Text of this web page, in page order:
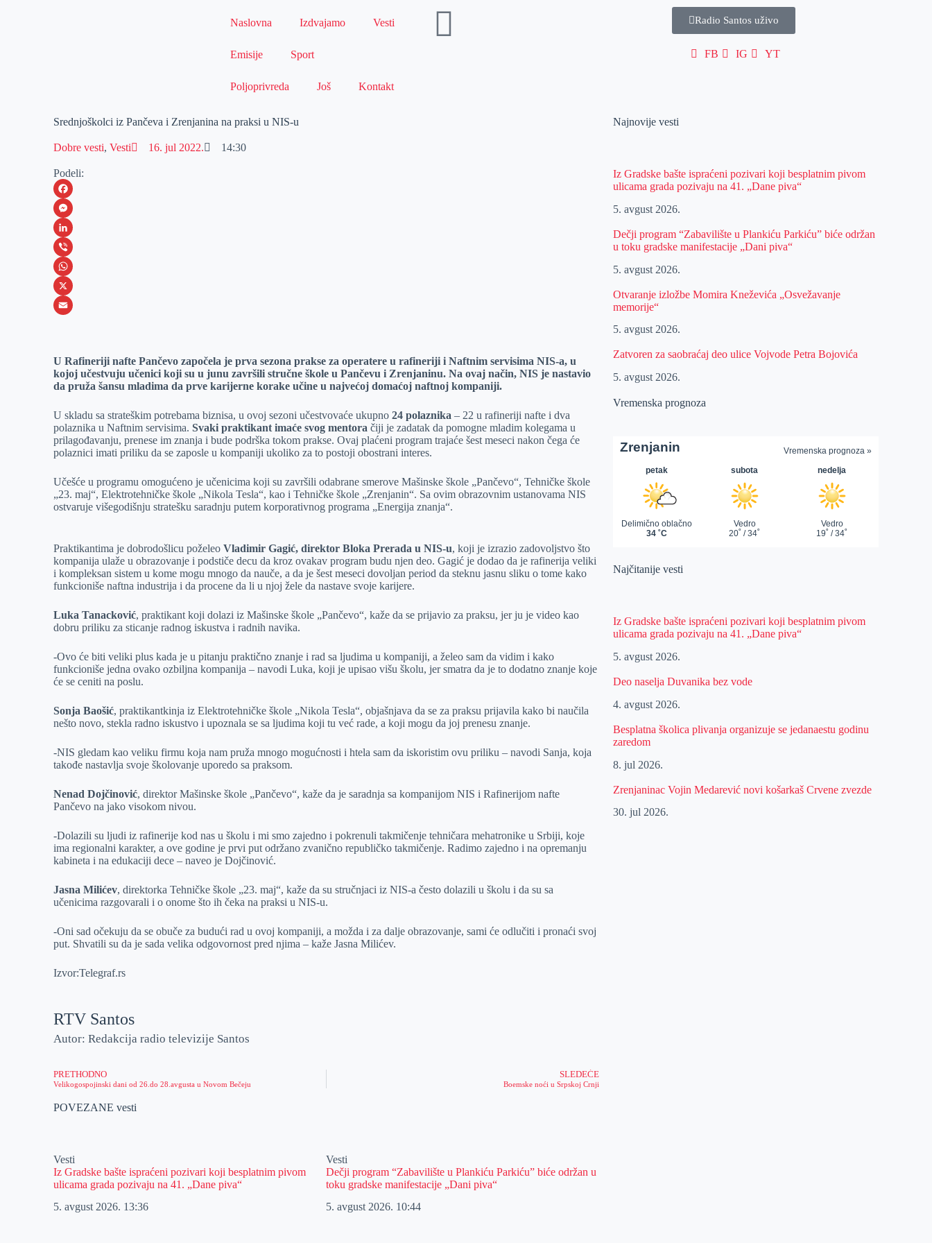
Naslovna Izdvajamo Vesti
Emisije Sport
Poljoprivreda Još Kontakt
Radio Santos uživo
FB IG YT
Srednjoškolci iz Pančeva i Zrenjanina na praksi u NIS-u
Dobre vesti,Vesti 16. jul 2022. 14:30
Podeli:
F
a
c
e
b
o
M
e
s
s
e
e
r
L
i
n
k
I
n
V
i
b
W
h
s
A
p
X
a
i
U Rafineriji nafte Pančevo započela je prva sezona prakse za operatere u rafineriji i Naftnim servisima NIS-a, u
kojoj učestvuju učenici koji su u junu završili stručne škole u Pančevu i Zrenjaninu. Na ovaj način, NIS je nastavio
da pruža šansu mladima da prve karijerne korake učine u najvećoj domaćoj naftnoj kompaniji.
U skladu sa strateškim potrebama biznisa, u ovoj sezoni učestvovaće ukupno 24 polaznika – 22 u rafineriji nafte i dva
polaznika u Naftnim servisima.Svaki praktikant imaće svog mentora čiji je zadatak da pomogne mladim kolegama u
prilagođavanju, prenese im znanja i bude podrška tokom prakse. Ovaj plaćeni program trajaće šest meseci nakon čega će
polaznici imati priliku da se zaposle u kompaniji ukoliko za to postoji obostrani interes.
Učešće u programu omogućeno je učenicima koji su završili odabrane smerove Mašinske škole „Pančevo“, Tehničke škole
„23. maj“, Elektrotehničke škole „Nikola Tesla“, kao i Tehničke škole „Zrenjanin“. Sa ovim obrazovnim ustanovama NIS
ostvaruje višegodišnju stratešku saradnju putem korporativnog programa „Energija znanja“.
Praktikantima je dobrodošlicu poželeoVladimir Gagić, direktor Bloka Prerada u NIS-u, koji je izrazio zadovoljstvo što
kompanija ulaže u obrazovanje i podstiče decu da kroz ovakav program budu njen deo. Gagić je dodao da je rafinerija veliki
i kompleksan sistem u kome mogu mnogo da nauče, a da je šest meseci dovoljan period da steknu jasnu sliku o tome kako
funkcioniše naftna industrija i da procene da li u njoj žele da nastave svoje karijere.
Luka Tanacković, praktikant koji dolazi iz Mašinske škole „Pančevo“, kaže da se prijavio za praksu, jer ju je video kao
dobru priliku za sticanje radnog iskustva i radnih navika.
-Ovo će biti veliki plus kada je u pitanju praktično znanje i rad sa ljudima u kompaniji, a želeo sam da vidim i kako
funkcioniše jedna ovako ozbiljna kompanija – navodi Luka, koji je upisao višu školu, jer smatra da je to dodatno znanje koje
će se ceniti na poslu.
Sonja Baošić, praktikantkinja iz Elektrotehničke škole „Nikola Tesla“, objašnjava da se za praksu prijavila kako bi naučila
nešto novo, stekla radno iskustvo i upoznala se sa ljudima koji tu već rade, a koji mogu da joj prenesu znanje.
-NIS gledam kao veliku firmu koja nam pruža mnogo mogućnosti i htela sam da iskoristim ovu priliku – navodi Sanja, koja
takođe nastavlja svoje školovanje uporedo sa praksom.
Nenad Dojčinović, direktor Mašinske škole „Pančevo“, kaže da je saradnja sa kompanijom NIS i Rafinerijom nafte
Pančevo na jako visokom nivou.
-Dolazili su ljudi iz rafinerije kod nas u školu i mi smo zajedno i pokrenuli takmičenje tehničara mehatronike u Srbiji, koje
ima regionalni karakter, a ove godine je prvi put održano zvanično republičko takmičenje. Radimo zajedno i na opremanju
kabineta i na edukaciji dece – naveo je Dojčinović.
Jasna Milićev, direktorka Tehničke škole „23. maj“, kaže da su stručnjaci iz NIS-a često dolazili u školu i da su sa
učenicima razgovarali i o onome što ih čeka na praksi u NIS-u.
-Oni sad očekuju da se obuče za budući rad u ovoj kompaniji, a možda i za dalje obrazovanje, sami će odlučiti i pronaći svoj
put. Shvatili su da je sada velika odgovornost pred njima – kaže Jasna Milićev.
Izvor:Telegraf.rs
RTV Santos
Autor: Redakcija radio televizije Santos
PRETHODNO
Velikogospojinski dani od 26.do 28.avgusta u Novom Bečeju
SLEDEĆE
Boemske noći u Srpskoj Crnji
POVEZANE vesti
Vesti
Iz Gradske bašte ispraćeni pozivari koji besplatnim pivom
ulicama grada pozivaju na 41. „Dane piva“
5. avgust 2026. 13:36
Vesti
Dečji program “Zabavilište u Plankiću Parkiću” biće održan u
toku gradske manifestacije „Dani piva“
5. avgust 2026. 10:44
Najnovije vesti
Iz Gradske bašte ispraćeni pozivari koji besplatnim pivom
ulicama grada pozivaju na 41. „Dane piva“
5. avgust 2026.
Dečji program “Zabavilište u Plankiću Parkiću” biće održan
u toku gradske manifestacije „Dani piva“
5. avgust 2026.
Otvaranje izložbe Momira Kneževića „Osvežavanje
memorije“
5. avgust 2026.
Zatvoren za saobraćaj deo ulice Vojvode Petra Bojovića
5. avgust 2026.
Vremenska prognoza
Najčitanije vesti
Iz Gradske bašte ispraćeni pozivari koji besplatnim pivom
ulicama grada pozivaju na 41. „Dane piva“
5. avgust 2026.
Deo naselja Duvanika bez vode
4. avgust 2026.
Besplatna školica plivanja organizuje se jedanaestu godinu
zaredom
8. jul 2026.
Zrenjaninac Vojin Medarević novi košarkaš Crvene zvezde
30. jul 2026.